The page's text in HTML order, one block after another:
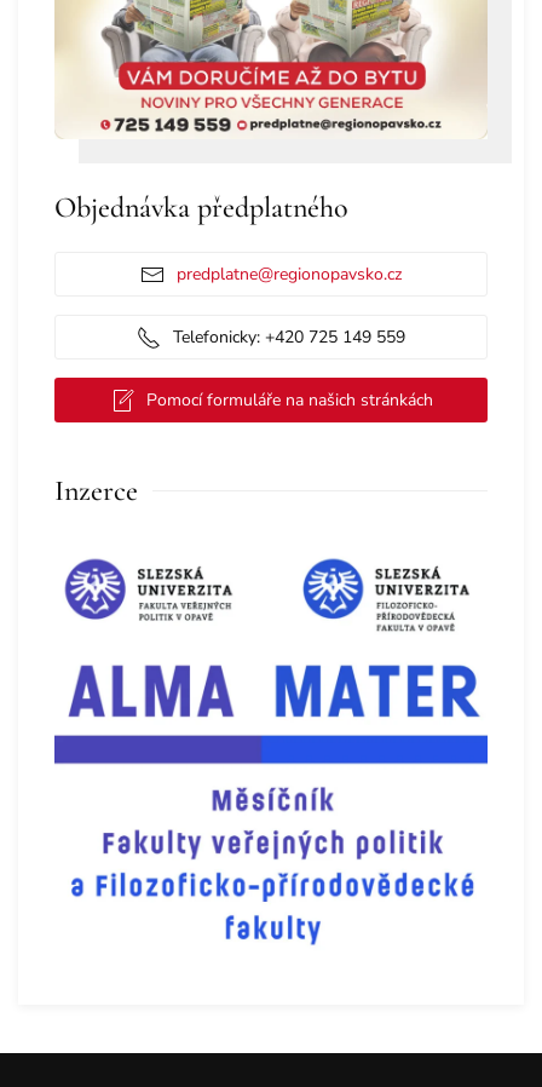
Objednávka předplatného
predplatne@regionopavsko.cz
Telefonicky: +420 725 149 559
Pomocí formuláře na našich stránkách
Inzerce